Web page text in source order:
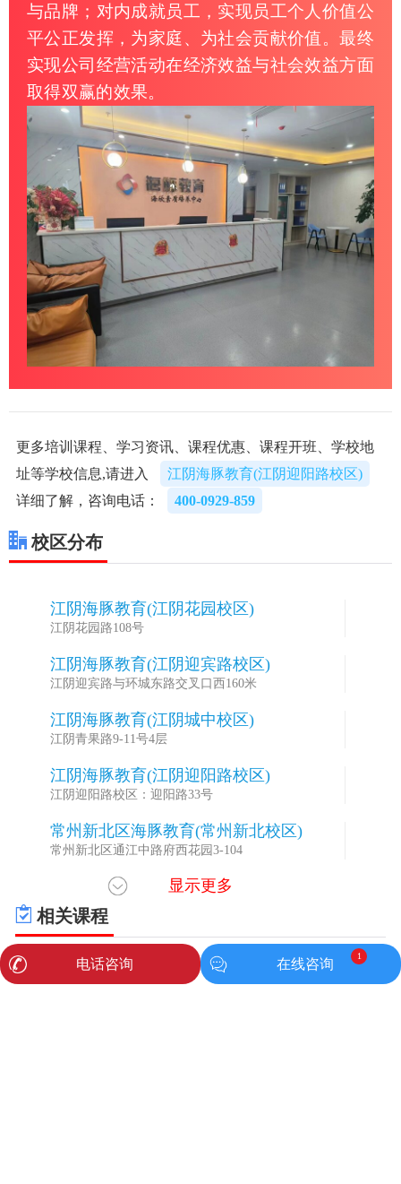
与品牌；对内成就员工，实现员工个人价值公
平公正发挥，为家庭、为社会贡献价值。最终
实现公司经营活动在经济效益与社会效益方面
取得双赢的效果。
更多培训课程、学习资讯、课程优惠、课程开班、学校地
址等学校信息,请进入
江阴海豚教育(江阴迎阳路校区)
详细了解，咨询电话：
400-0929-859
校区分布
江阴海豚教育(江阴花园校区)
江阴花园路108号
江阴海豚教育(江阴迎宾路校区)
江阴迎宾路与环城东路交叉口西160米
江阴海豚教育(江阴城中校区)
江阴青果路9-11号4层
江阴海豚教育(江阴迎阳路校区)
江阴迎阳路校区：迎阳路33号
常州新北区海豚教育(常州新北校区)
常州新北区通江中路府西花园3-104
常州天宁区海豚教育(常州天宁校区)
常州天宁区博爱路50号
7 常州武进区海豚教育(常州湖塘校区)
常州武进区常武北路72号
显示更多
相关课程
电话咨询 在线咨询
1